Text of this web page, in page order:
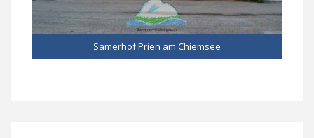
Samerhof Prien am Chiemsee